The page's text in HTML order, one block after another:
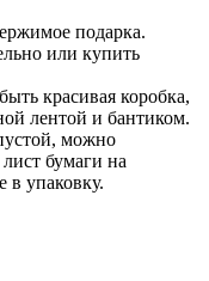
подарка.
или купить
красивая коробка,
лентой и бантиком.
можно
бумаги на
в упаковку.